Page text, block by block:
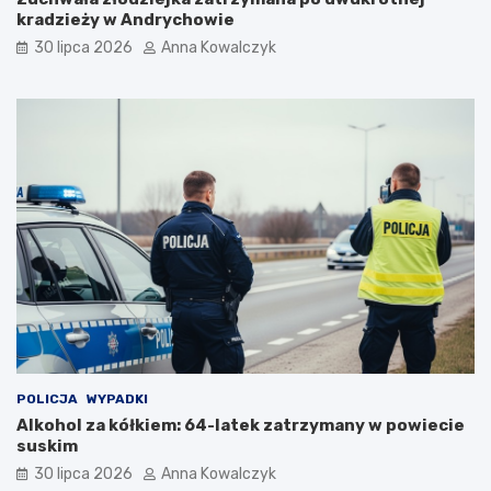
m
i
kradzieży w Andrychowie
30 lipca 2026 Anna Kowalczyk
POLICJA WYPADKI
Alkohol za kółkiem: 64-latek zatrzymany w powiecie
suskim
30 lipca 2026 Anna Kowalczyk